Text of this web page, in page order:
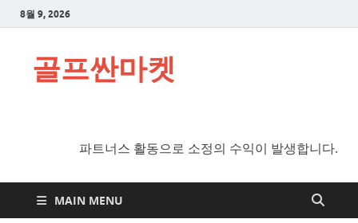
8월 9, 2026
골프싼마켓
파트너스 활동으로 소정의 수익이 발생합니다.
MAIN MENU